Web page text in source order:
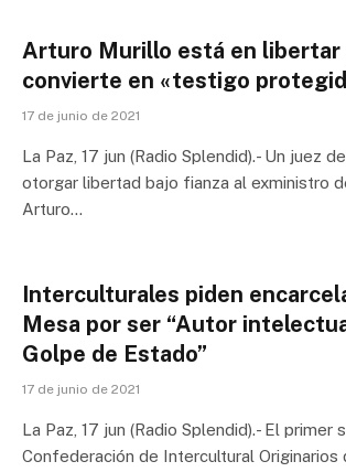
Arturo Murillo está en libertar
convierte en «testigo
17 de junio de 2021
La Paz, 17 jun (Radio Splendid).- Un juez
otorgar libertad bajo fianza al exministro
Arturo…
Interculturales piden
Mesa por ser “Autor
Golpe de Estado”
17 de junio de 2021
La Paz, 17 jun (Radio Splendid).- El primer
Confederación de Intercultural Originarios